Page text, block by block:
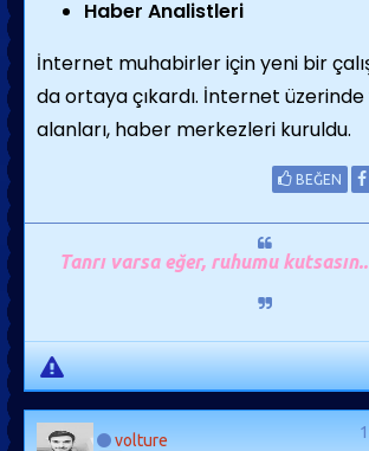
Haber Analistleri
İnternet muhabirler için yeni bir
da ortaya çıkardı. İnternet
alanları, haber merkezleri kuruldu.
BEĞEN
Tanrı varsa eğer, ruhumu
volture